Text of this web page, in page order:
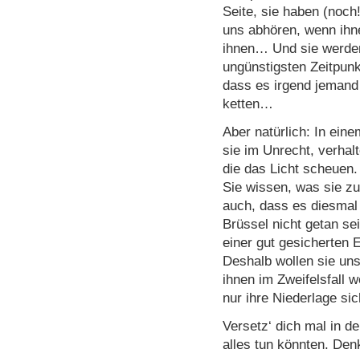
Seite, sie haben
uns abhören, wenn
ihnen… Und sie
ungünstigsten
dass es irgend
ketten…
Aber natürlich: In
sie im Unrecht,
die das Licht
Sie wissen, was sie
auch, dass es
Brüssel nicht getan
einer gut gesicherten
Deshalb wollen sie
ihnen im Zweifelsfall
nur ihre Niederlage
Versetz‘ dich mal in
alles tun könnten.